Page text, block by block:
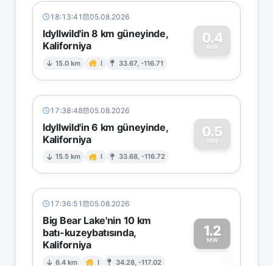
18:13:41 05.08.2026
Idyllwild'in 8 km güneyinde,
Kaliforniya
15.0 km I 33.67, -116.71
0.4
MW
0
17:38:48 05.08.2026
Idyllwild'in 6 km güneyinde,
Kaliforniya
15.5 km I 33.68, -116.72
0.5
MW
0
17:36:51 05.08.2026
Big Bear Lake'nin 10 km
batı-kuzeybatısında,
Kaliforniya
6.4 km I 34.28, -117.02
1.2
MW